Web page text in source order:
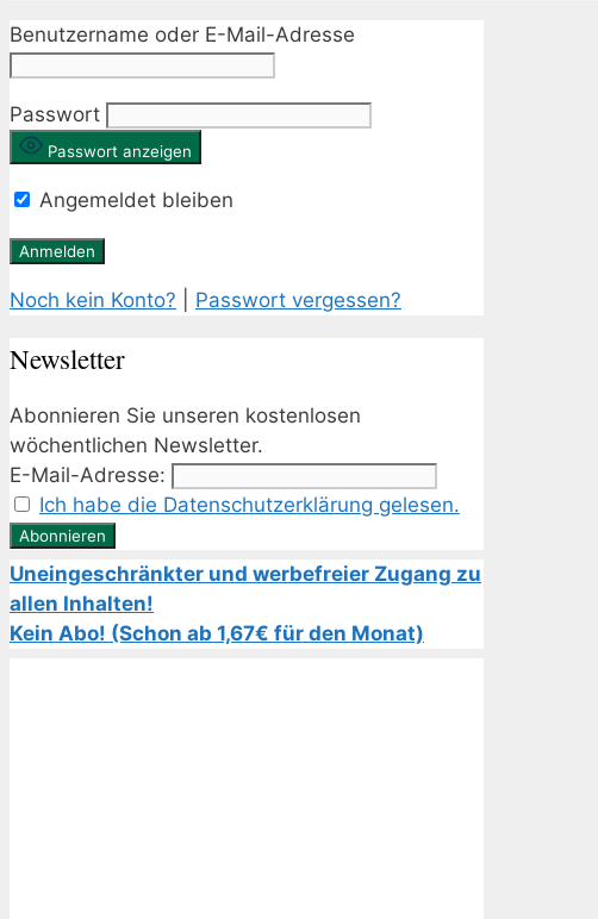
Benutzername oder E-Mail-Adresse
Passwort
Passwort anzeigen
Angemeldet bleiben
Noch kein Konto? Passwort vergessen?
Newsletter
Abonnieren Sie unseren kostenlosen
wöchentlichen Newsletter.
E-Mail-Adresse:
Ich habe die Datenschutzerklärung gelesen.
Uneingeschränkter und werbefreier Zugang zu
allen Inhalten!
Kein Abo! (Schon ab 1,67€ für den Monat)